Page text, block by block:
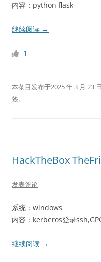
内容：python flask
继续阅读 →
1
本条目发布于2025 年 3 月 23 日
签。
HackTheBox
发表评论
系统：windows
内容：kerberos登录
继续阅读 →